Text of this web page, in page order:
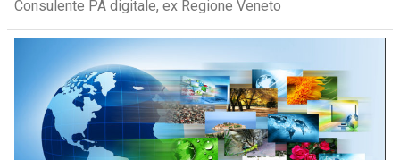
Consulente PA digitale, ex Regione Veneto